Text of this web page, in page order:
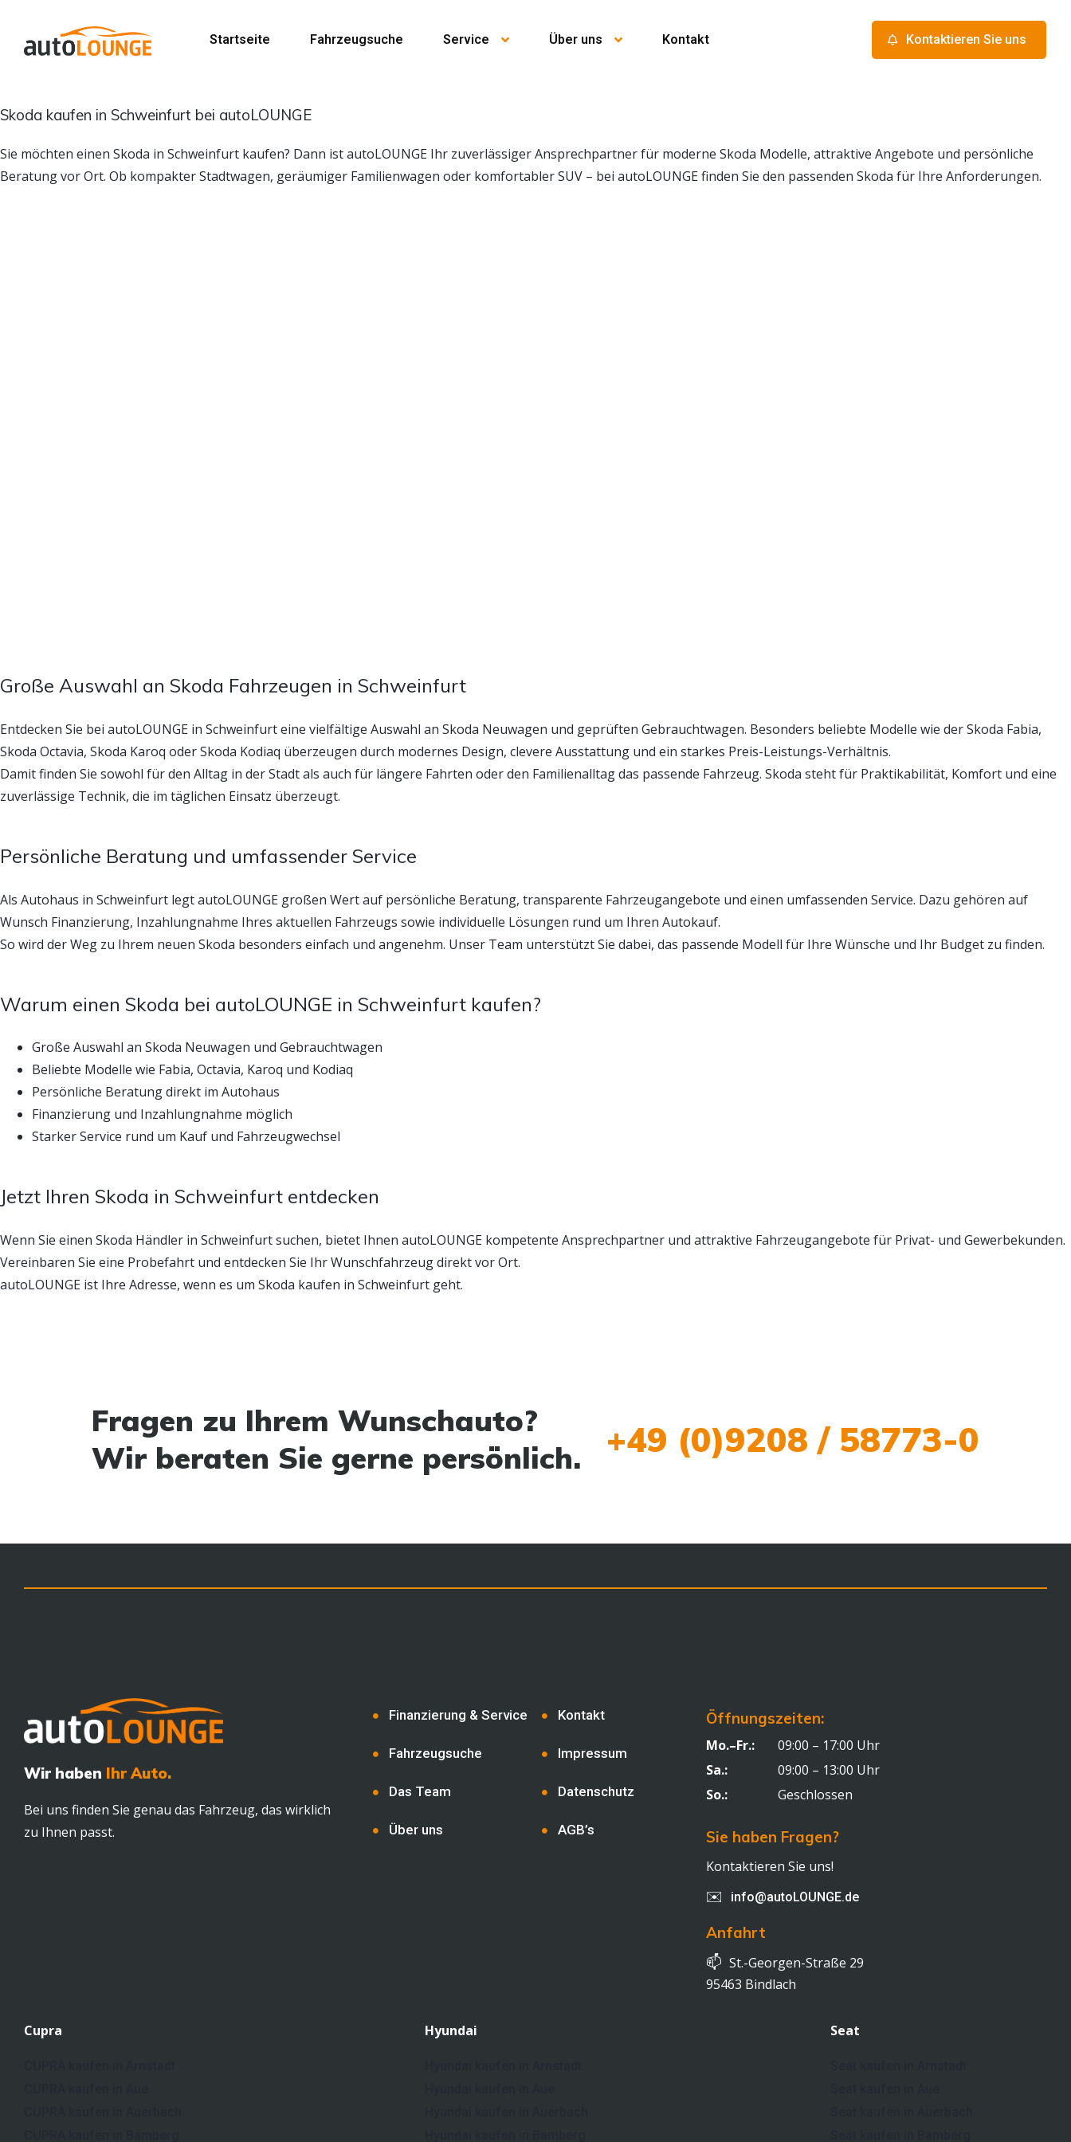
Startseite Fahrzeugsuche Service Über uns Kontakt Kontaktieren Sie uns
Skoda kaufen in Schweinfurt bei autoLOUNGE
Sie möchten einen Skoda in Schweinfurt kaufen? Dann ist autoLOUNGE Ihr zuverlässiger Ansprechpartner für moderne Skoda Modelle, attraktive Angebote und persönliche
Beratung vor Ort. Ob kompakter Stadtwagen, geräumiger Familienwagen oder komfortabler SUV – bei autoLOUNGE finden Sie den passenden Skoda für Ihre Anforderungen.
Große Auswahl an Skoda Fahrzeugen in Schweinfurt
Entdecken Sie bei autoLOUNGE in Schweinfurt eine vielfältige Auswahl an Skoda Neuwagen und geprüften Gebrauchtwagen. Besonders beliebte Modelle wie der Skoda Fabia,
Skoda Octavia, Skoda Karoq oder Skoda Kodiaq überzeugen durch modernes Design, clevere Ausstattung und ein starkes Preis-Leistungs-Verhältnis.
Damit finden Sie sowohl für den Alltag in der Stadt als auch für längere Fahrten oder den Familienalltag das passende Fahrzeug. Skoda steht für Praktikabilität, Komfort und eine
zuverlässige Technik, die im täglichen Einsatz überzeugt.
Persönliche Beratung und umfassender Service
Als Autohaus in Schweinfurt legt autoLOUNGE großen Wert auf persönliche Beratung, transparente Fahrzeugangebote und einen umfassenden Service. Dazu gehören auf
Wunsch Finanzierung, Inzahlungnahme Ihres aktuellen Fahrzeugs sowie individuelle Lösungen rund um Ihren Autokauf.
So wird der Weg zu Ihrem neuen Skoda besonders einfach und angenehm. Unser Team unterstützt Sie dabei, das passende Modell für Ihre Wünsche und Ihr Budget zu finden.
Warum einen Skoda bei autoLOUNGE in Schweinfurt kaufen?
Große Auswahl an Skoda Neuwagen und Gebrauchtwagen
Beliebte Modelle wie Fabia, Octavia, Karoq und Kodiaq
Persönliche Beratung direkt im Autohaus
Finanzierung und Inzahlungnahme möglich
Starker Service rund um Kauf und Fahrzeugwechsel
Jetzt Ihren Skoda in Schweinfurt entdecken
Wenn Sie einen Skoda Händler in Schweinfurt suchen, bietet Ihnen autoLOUNGE kompetente Ansprechpartner und attraktive Fahrzeugangebote für Privat- und Gewerbekunden.
Vereinbaren Sie eine Probefahrt und entdecken Sie Ihr Wunschfahrzeug direkt vor Ort.
autoLOUNGE ist Ihre Adresse, wenn es um Skoda kaufen in Schweinfurt geht.
Fragen zu Ihrem Wunschauto?
Wir beraten Sie gerne persönlich.
+49 (0)9208 / 58773-0
Wir haben Ihr Auto.
Bei uns finden Sie genau das Fahrzeug, das wirklich
zu Ihnen passt.
Finanzierung & Service Kontakt
Fahrzeugsuche Impressum
Das Team Datenschutz
Über uns AGB’s
Öffnungszeiten:
Mo.–Fr.:
09:00 – 17:00 Uhr
Sa.:
09:00 – 13:00 Uhr
So.:
Geschlossen
Sie haben Fragen?
Kontaktieren Sie uns!
✉️ info@autoLOUNGE.de
Anfahrt
📫 St.-Georgen-Straße 29
95463 Bindlach
Cupra Hyundai Seat